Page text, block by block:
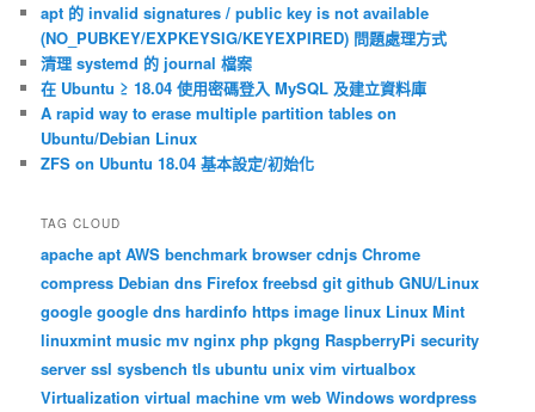
apt 的 invalid signatures / public key is not available
(NO_PUBKEY/EXPKEYSIG/KEYEXPIRED) 問題處理方式
清理 systemd 的 journal 檔案
在 Ubuntu ≥ 18.04 使用密碼登入 MySQL 及建立資料庫
A rapid way to erase multiple partition tables on
Ubuntu/Debian Linux
ZFS on Ubuntu 18.04 基本設定/初始化
TAG CLOUD
apache apt AWS benchmark browser cdnjs Chrome
compress Debian dns Firefox freebsd git github GNU/Linux
google google dns hardinfo https image linux Linux Mint
linuxmint music mv nginx php pkgng RaspberryPi security
server ssl sysbench tls ubuntu unix vim virtualbox
Virtualization virtual machine vm web Windows wordpress